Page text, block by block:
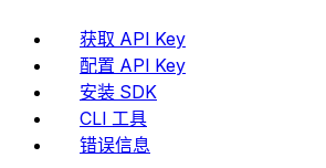
获取 API Key
配置 API Key
安装 SDK
CLI 工具
错误信息